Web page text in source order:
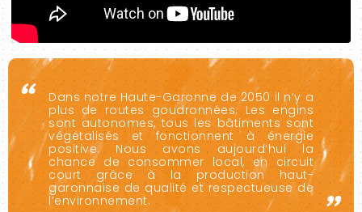
Dans notre Haute-Garonne de 2050 il n’y a
plus de routes goudronnées. Les engins
sont autonomes, tous les bâtiments sont
végétalisés et fonctionnent à énergie
positive. Nous avons aujourd’hui la
chance de consommer local, en circuit
court grâce à la production haut-
garonnaise de qualité et respectueuse de
l’environnement.